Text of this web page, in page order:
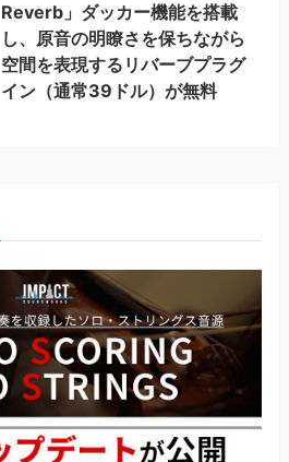
Reverb」ダッカー機能を搭載
し、原音の明瞭さを保ちながら
空間を表現するリバーブプラグ
イン（通常39ドル）が無料